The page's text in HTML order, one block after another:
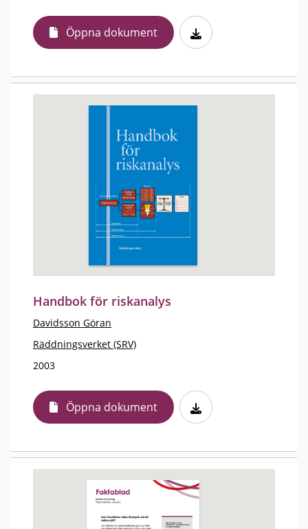
Öppna dokument
Handbok för riskanalys
Davidsson Göran
Räddningsverket (SRV)
2003
Öppna dokument